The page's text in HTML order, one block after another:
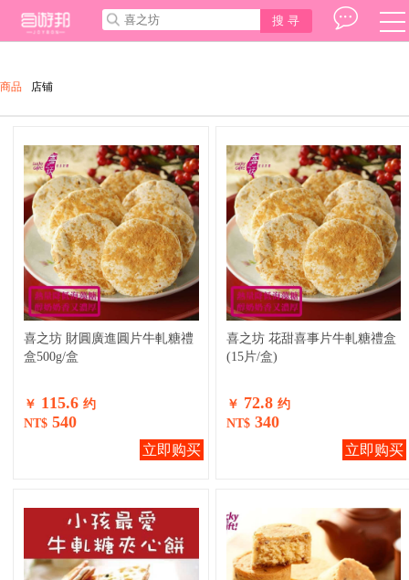
搜 寻
選
單
商品 店铺
喜之坊 財圓廣進圓片牛軋糖禮
盒500g/盒
￥ 115.6 约
NT$ 540
立即购买
喜之坊 花甜喜事片牛軋糖禮盒
(15片/盒)
￥ 72.8 约
NT$ 340
立即购买